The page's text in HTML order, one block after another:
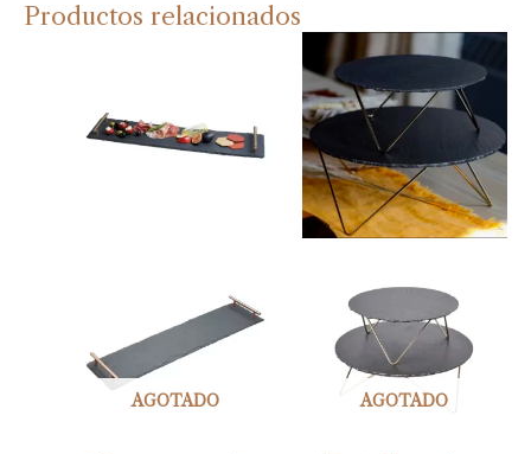
Productos relacionados
AGOTADO AGOTADO